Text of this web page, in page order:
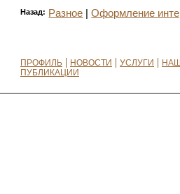
Назад: Разное |Оформление
ПРОФИЛЬ НОВОСТИ УСЛУГИ
ПУБЛИКАЦИИ